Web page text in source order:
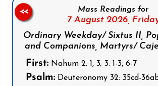
Mass Readings for
7 August 2026,
Ordinary Weekday/ Sixtus II,
and Companions, Martyrs/
First: Nahum 2: 1, 3; 3: 1-3, 6-7
Psalm: Deuteronomy 32: 35cd-
<<